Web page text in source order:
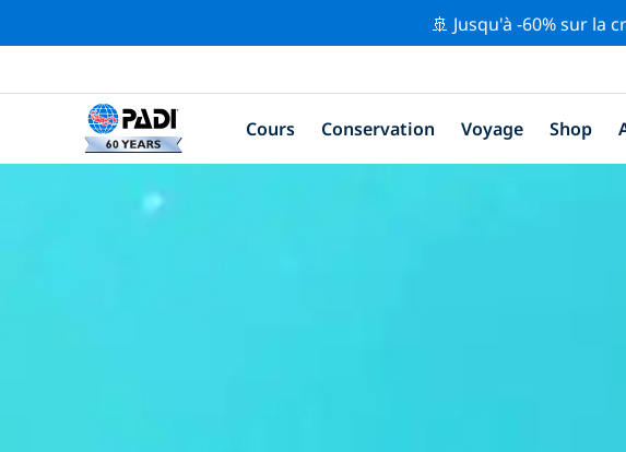
🚢 Jusqu'à -60% sur la
Cours Conservation Voyage Shop